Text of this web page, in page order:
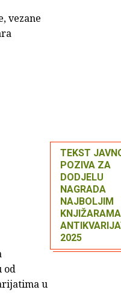
vezane
TEKST
POZIVA ZA
DODJELU
NAGRADA
NAJBOLJIM
KNJIŽARAMA I
2025
od
u